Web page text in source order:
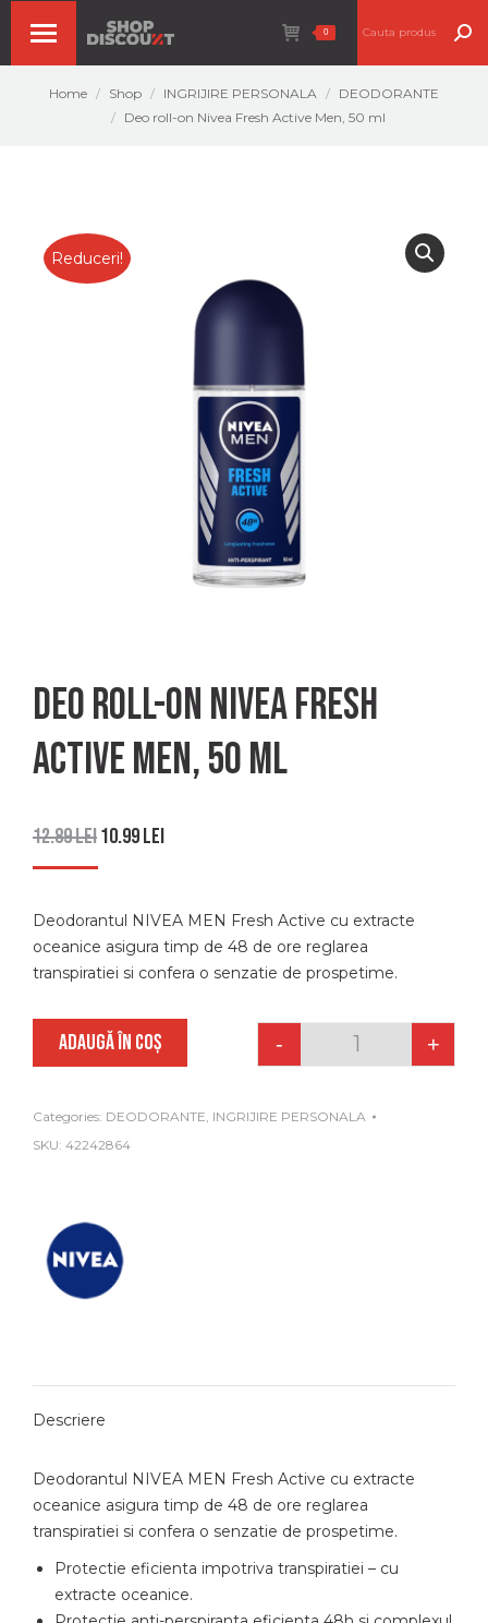
0
You are here:
Home Shop INGRIJIRE PERSONALA
DEODORANTE
Deo roll-on Nivea Fresh Active Men, 50 ml
Reduceri!
Deo roll-on Nivea Fresh
Active Men, 50 ml
12.89lei10.99lei
Deodorantul NIVEA MEN Fresh Active cu extracte
oceanice asigura timp de 48 de ore reglarea
transpiratiei si confera o senzatie de prospetime.
Quantity
- +
ADAUGĂ ÎN COȘ
Categories: DEODORANTE, INGRIJIRE PERSONALA
SKU: 42242864
Descriere
Deodorantul NIVEA MEN Fresh Active cu extracte
oceanice asigura timp de 48 de ore reglarea
transpiratiei si confera o senzatie de prospetime.
Protectie eficienta impotriva transpiratiei – cu
extracte oceanice.